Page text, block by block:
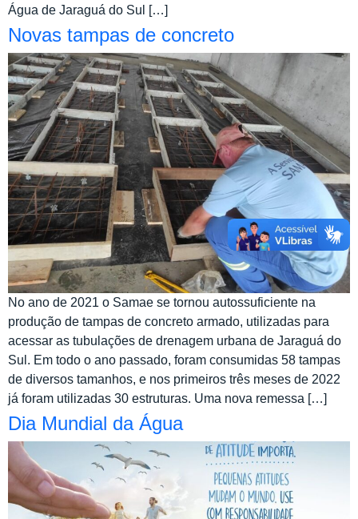
Água de Jaraguá do Sul […]
Novas tampas de concreto
No ano de 2021 o Samae se tornou autossuficiente na
produção de tampas de concreto armado, utilizadas para
acessar as tubulações de drenagem urbana de Jaraguá do
Sul. Em todo o ano passado, foram consumidas 58 tampas
de diversos tamanhos, e nos primeiros três meses de 2022
já foram utilizadas 30 estruturas. Uma nova remessa […]
Dia Mundial da Água